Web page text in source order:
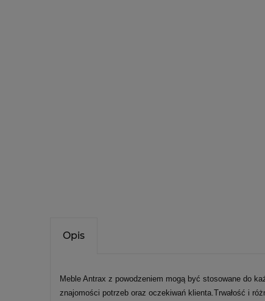
Opis
Meble Antrax z powodzeniem mogą być stosowane do
znajomości potrzeb oraz oczekiwań klienta.Trwałość i